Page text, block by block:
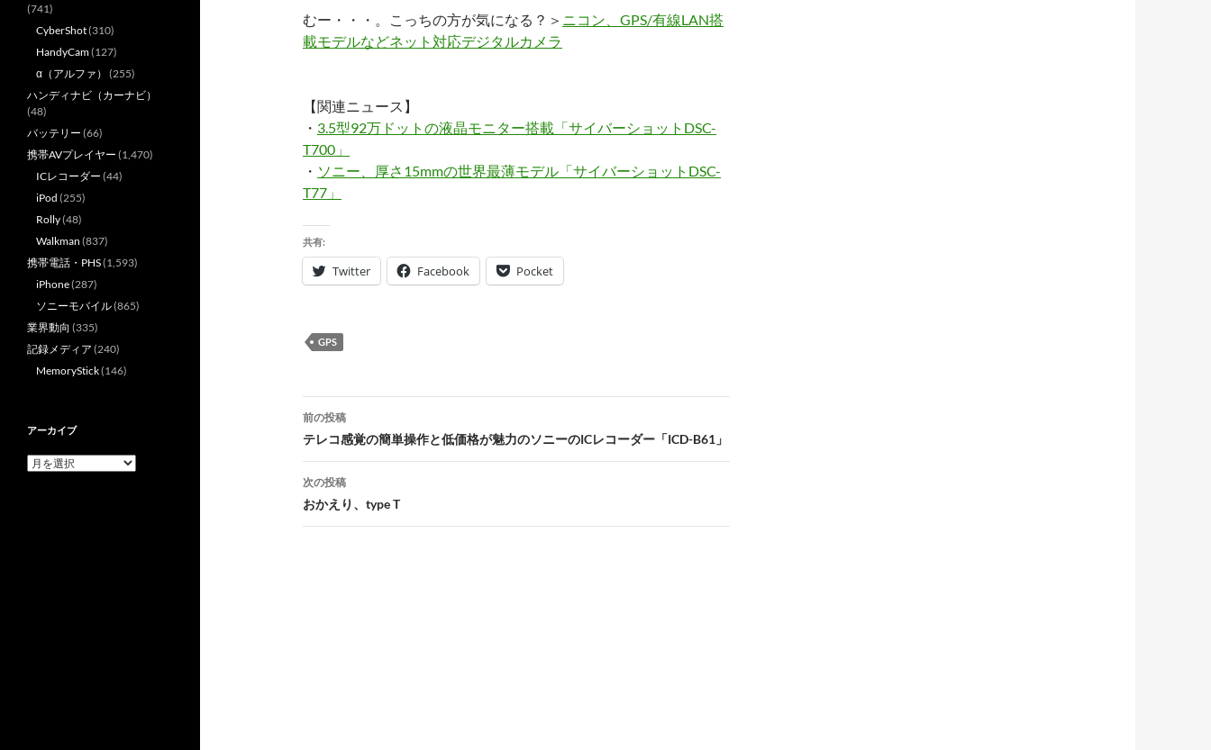
むー・・・。こっちの方が気になる？＞ ニコン、GPS/有線LAN搭
載モデルなどネット対応デジタルカメラ
【関連ニュース】
・ 3.5型92万ドットの液晶モニター搭載「サイバーショットDSC-
T700」
・ ソニー、厚さ15mmの世界最薄モデル「サイバーショットDSC-
T77」
共有:
Twitter Facebook Pocket
GPS
投
稿
ナ
ビ
ゲ
前の投稿
テレコ感覚の簡単操作と低価格が魅力のソニーのICレコーダー「ICD-B61」
次の投稿
おかえり、type T
(741)
CyberShot(310)
HandyCam(127)
α（アルファ） (255)
ハンディナビ（カーナビ）
(48)
バッテリー (66)
携帯AVプレイヤー (1,470)
ICレコーダー (44)
iPod (255)
Rolly(48)
Walkman (837)
携帯電話・PHS(1,593)
iPhone(287)
ソニーモバイル(865)
業界動向 (335)
記録メディア (240)
MemoryStick(146)
アーカイブ
ア